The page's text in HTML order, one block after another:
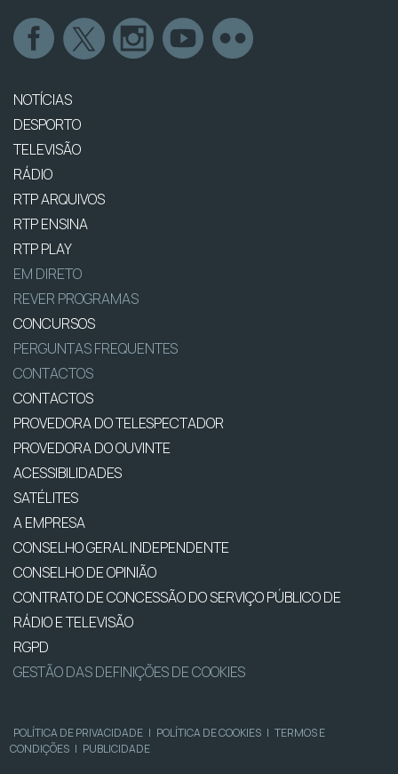
NOTÍCIAS
DESPORTO
TELEVISÃO
RÁDIO
RTP ARQUIVOS
RTP ENSINA
RTP PLAY
EM DIRETO
REVER PROGRAMAS
CONCURSOS
PERGUNTAS FREQUENTES
CONTACTOS
CONTACTOS
PROVEDORA DO TELESPECTADOR
PROVEDORA DO OUVINTE
ACESSIBILIDADES
SATÉLITES
A EMPRESA
CONSELHO GERAL INDEPENDENTE
CONSELHO DE OPINIÃO
CONTRATO DE CONCESSÃO DO SERVIÇO PÚBLICO DE
RÁDIO E TELEVISÃO
RGPD
GESTÃO DAS DEFINIÇÕES DE COOKIES
POLÍTICA DE PRIVACIDADE | POLÍTICA DE COOKIES | TERMOS E
CONDIÇÕES | PUBLICIDADE